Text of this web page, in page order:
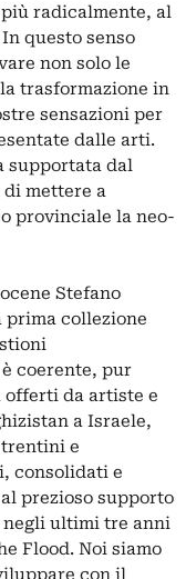
radicalmente, al
questo senso
non solo le
trasformazione in
sensazioni per
dalle arti.
supportata dal
mettere a
provinciale la neo-
Stefano
prima collezione
coerente, pur
offerti da artiste e
a Israele,
e
consolidati e
prezioso supporto
ultimi tre anni
Flood. Noi siamo
con il